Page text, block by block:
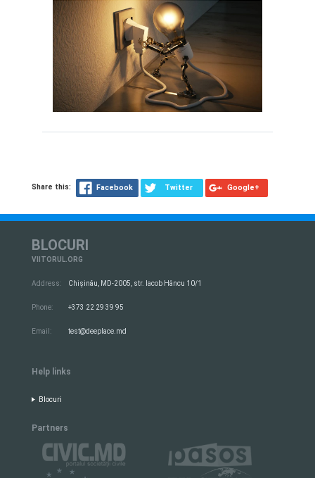
Share this: Facebook Twitter Google+
BLOCURI
VIITORUL.ORG
Address: Chișinău, MD-2005, str. Iacob Hâncu 10/1
Phone: +373 22 29 39 95
Email: test@deeplace.md
Help links
Blocuri
Partners